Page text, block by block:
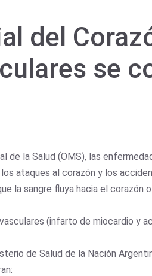
del
se
de la Salud (OMS), las
ataques al corazón y los
la sangre fluya hacia el corazón
(infarto de miocardio y
de Salud de la Nación